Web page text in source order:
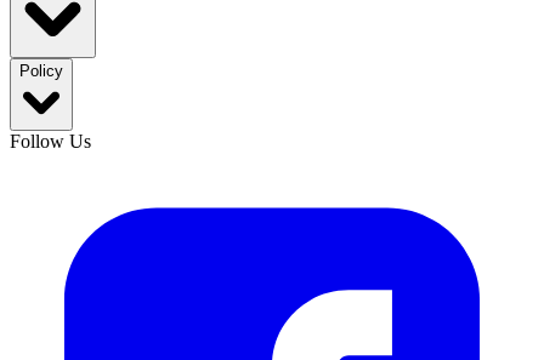
Policy
Follow Us